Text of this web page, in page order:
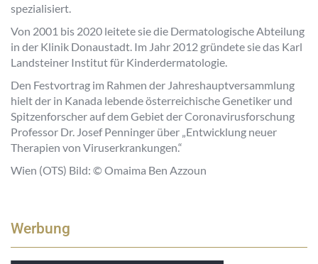
spezialisiert.
Von 2001 bis 2020 leitete sie die Dermatologische Abteilung
in der Klinik Donaustadt. Im Jahr 2012 gründete sie das Karl
Landsteiner Institut für Kinderdermatologie.
Den Festvortrag im Rahmen der Jahreshauptversammlung
hielt der in Kanada lebende österreichische Genetiker und
Spitzenforscher auf dem Gebiet der Coronavirusforschung
Professor Dr. Josef Penninger über „Entwicklung neuer
Therapien von Viruserkrankungen.“
Wien (OTS) Bild: © Omaima Ben Azzoun
Werbung